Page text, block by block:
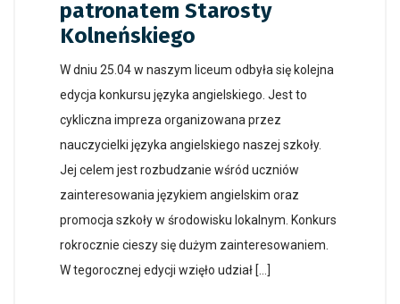
patronatem Starosty
Kolneńskiego
W dniu 25.04 w naszym liceum odbyła się kolejna
edycja konkursu języka angielskiego. Jest to
cykliczna impreza organizowana przez
nauczycielki języka angielskiego naszej szkoły.
Jej celem jest rozbudzanie wśród uczniów
zainteresowania językiem angielskim oraz
promocja szkoły w środowisku lokalnym. Konkurs
rokrocznie cieszy się dużym zainteresowaniem.
W tegorocznej edycji wzięło udział […]